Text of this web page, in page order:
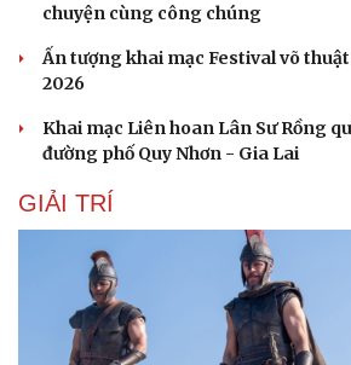
chuyện cùng công chúng
Ấn tượng khai mạc Festival võ
2026
Khai mạc Liên hoan Lân Sư Rồng
đường phố Quy Nhơn - Gia Lai
GIẢI TRÍ